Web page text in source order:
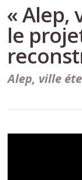
« Alep,
le
Alep, ville